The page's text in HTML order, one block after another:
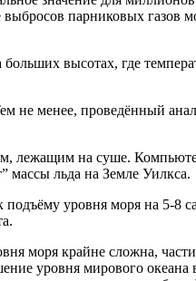
парниковых газов
высотах, где
не менее, проведённый
лежащим на суше.
массы льда на Земле Уилкса.
подъёму уровня моря на 5-
моря крайне сложна,
уровня мирового океана